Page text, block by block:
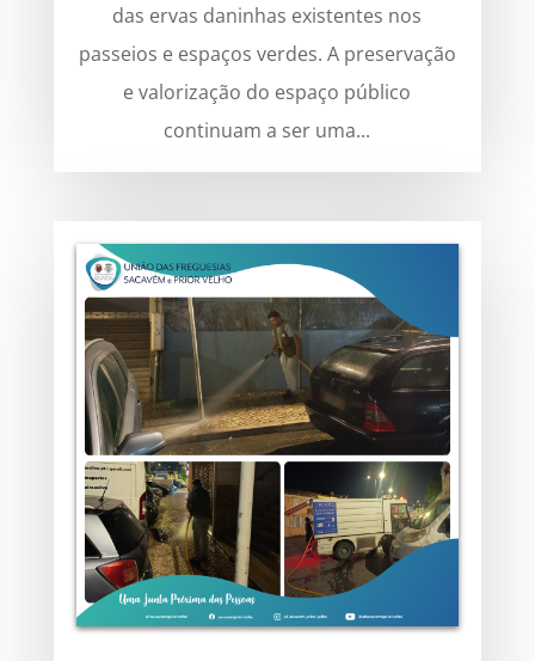
das ervas daninhas existentes nos
passeios e espaços verdes. A preservação
e valorização do espaço público
continuam a ser uma...